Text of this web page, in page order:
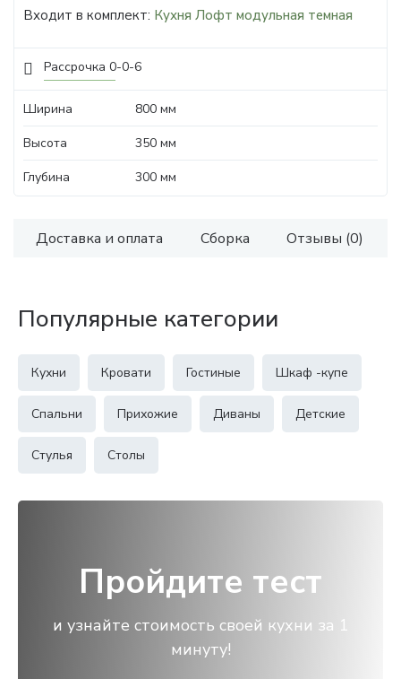
Рассрочка 0-0-6
Входит в комплект: Кухня Лофт модульная темная
Ширина
800 мм
Высота
350 мм
Глубина
300 мм
Доставка и оплата Сборка Отзывы (0)
Популярные категории
Кухни Кровати Гостиные Шкаф -купе
Спальни Прихожие Диваны Детские
Стулья Столы
Пройдите тест
и узнайте стоимость своей кухни за 1
минуту!